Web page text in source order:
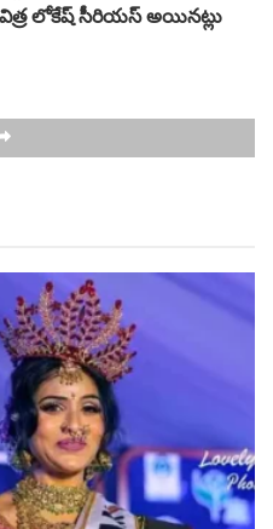
లోకేష్ సీరియస్ అయినట్లు